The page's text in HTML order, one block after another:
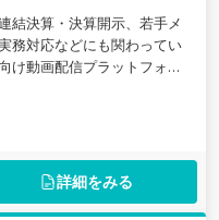
結決算・決算開示、若手メ
務対応などにも関わってい
け動画配信プラットフォー
場企業の求人です。
詳細をみる